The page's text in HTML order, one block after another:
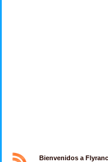
Bienvenidos a